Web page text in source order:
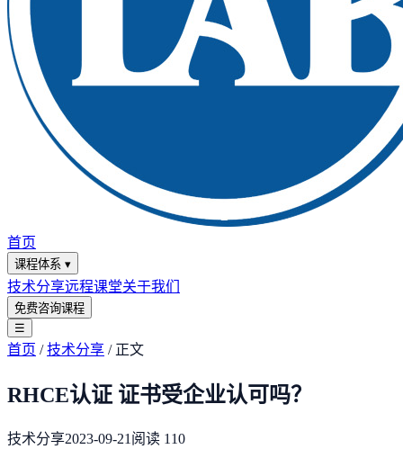
首页
课程体系 ▾
技术分享远程课堂关于我们
免费咨询课程
☰
首页 /技术分享 / 正文
RHCE认证 证书受企业认可吗？
技术分享2023-09-21 阅读 110